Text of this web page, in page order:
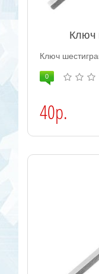
Ключ
Ключ
0
40р.